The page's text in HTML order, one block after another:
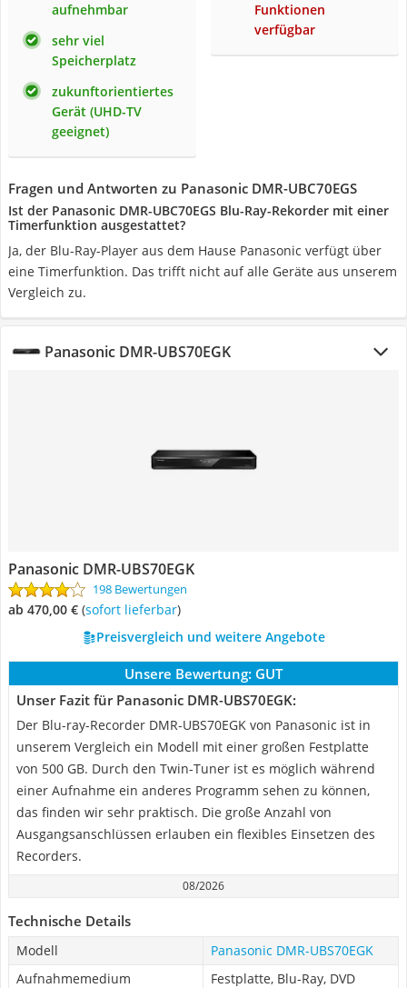
aufnehmbar
sehr viel
Speicherplatz
zukunftorientiertes
Gerät (UHD-TV
geeignet)
Funktionen
verfügbar
Fragen und Antworten zu Panasonic DMR-UBC70EGS
Ist der Panasonic DMR-UBC70EGS Blu-Ray-Rekorder mit einer
Timerfunktion ausgestattet?
Ja, der Blu-Ray-Player aus dem Hause Panasonic verfügt über
eine Timerfunktion. Das trifft nicht auf alle Geräte aus unserem
Vergleich zu.
Panasonic DMR-UBS70EGK
Panasonic DMR-UBS70EGK
198 Bewertungen
ab 470,00 € ( Sofort lieferbar)
Preisvergleich und weitere Angebote
Unsere Bewertung: GUT
Unser Fazit für Panasonic DMR-UBS70EGK:
Der Blu-ray-Recorder DMR-UBS70EGK von Panasonic ist in
unserem Vergleich ein Modell mit einer großen Festplatte
von 500 GB. Durch den Twin-Tuner ist es möglich während
einer Aufnahme ein anderes Programm sehen zu können,
das finden wir sehr praktisch. Die große Anzahl von
Ausgangsanschlüssen erlauben ein flexibles Einsetzen des
Recorders.
08/2026
Technische Details
Modell
Panasonic DMR-UBS70EGK
Aufnahmemedium
Festplatte, Blu-Ray, DVD